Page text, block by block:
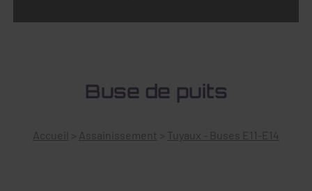
Buse de puits
Accueil > Assainissement > Tuyaux - Buses E11-E14